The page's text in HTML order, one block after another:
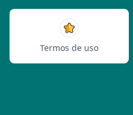
Termos de uso